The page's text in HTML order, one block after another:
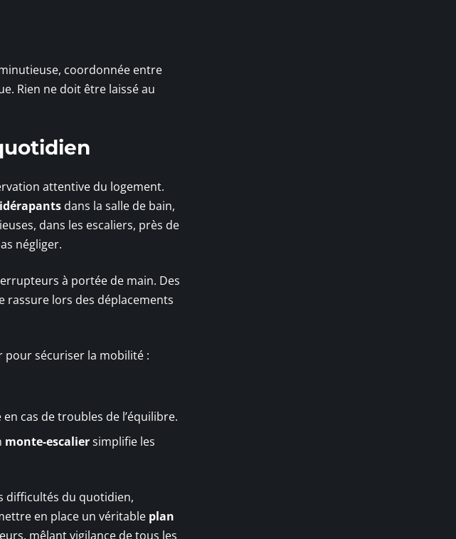
coordonnée entre
Rien ne doit être laissé au
attentive du logement.
dans la salle de bain,
dans les escaliers, près de
négliger.
à portée de main. Des
rassure lors des déplacements
pour sécuriser la mobilité :
cas de troubles de l’équilibre.
monte-escaliersimplifie les
difficultés du quotidien,
en place un véritable plan
mêlant vigilance de tous les